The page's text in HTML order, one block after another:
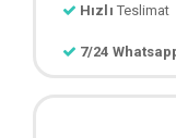
Hızlı Teslimat
7/24